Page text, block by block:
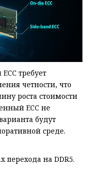
требует
четности, что
роста стоимости
ECC не
будут
среде.
перехода на DDR5.